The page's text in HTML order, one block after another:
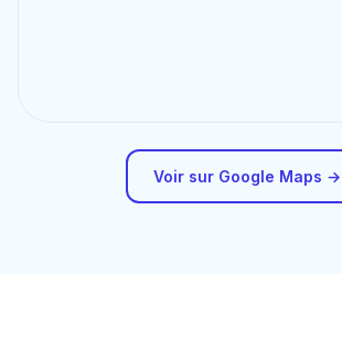
Voir sur Google Maps →